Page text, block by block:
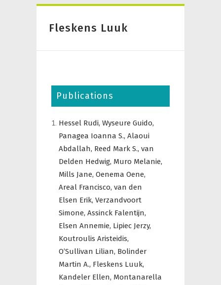
Fleskens Luuk
Publications
Hessel Rudi, Wyseure Guido,
Panagea Ioanna S., Alaoui
Abdallah, Reed Mark S., van
Delden Hedwig, Muro Melanie,
Mills Jane, Oenema Oene,
Areal Francisco, van den
Elsen Erik, Verzandvoort
Simone, Assinck Falentijn,
Elsen Annemie, Lipiec Jerzy,
Koutroulis Aristeidis,
O’Sullivan Lilian, Bolinder
Martin A., Fleskens Luuk,
Kandeler Ellen, Montanarella